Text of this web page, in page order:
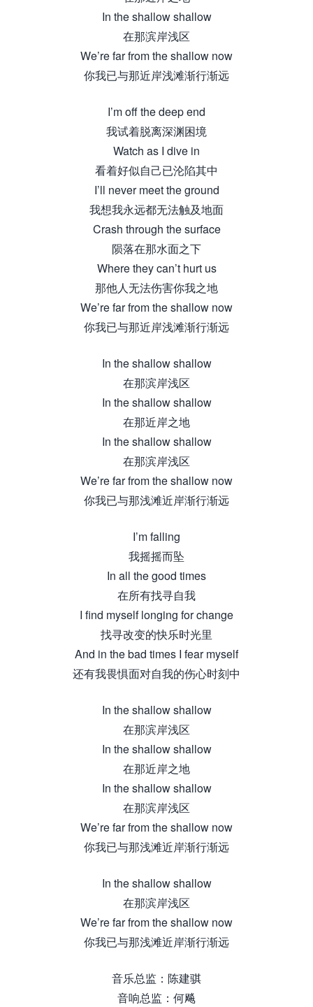
In the shallow shallow
在那滨岸浅区
We’re far from the shallow now
你我已与那近岸浅滩渐行渐远
I’m off the deep end
我试着脱离深渊困境
Watch as I dive in
看着好似自己已沦陷其中
I’ll never meet the ground
我想我永远都无法触及地面
Crash through the surface
陨落在那水面之下
Where they can’t hurt us
那他人无法伤害你我之地
We’re far from the shallow now
你我已与那近岸浅滩渐行渐远
In the shallow shallow
在那滨岸浅区
In the shallow shallow
在那近岸之地
In the shallow shallow
在那滨岸浅区
We’re far from the shallow now
你我已与那浅滩近岸渐行渐远
I’m falling
我摇摇而坠
In all the good times
在所有找寻自我
I find myself longing for change
找寻改变的快乐时光里
And in the bad times I fear myself
还有我畏惧面对自我的伤心时刻中
In the shallow shallow
在那滨岸浅区
In the shallow shallow
在那近岸之地
In the shallow shallow
在那滨岸浅区
We’re far from the shallow now
你我已与那浅滩近岸渐行渐远
In the shallow shallow
在那滨岸浅区
We’re far from the shallow now
你我已与那浅滩近岸渐行渐远
音乐总监：陈建骐
音响总监：何飚